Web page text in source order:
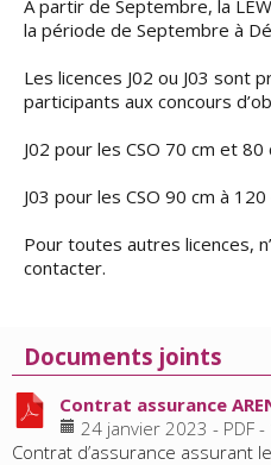
A partir de Septembre, la
la période de Septembre à
Les licences J02 ou J03 sont
participants aux concours
J02 pour les CSO 70 cm et 80
J03 pour les CSO 90 cm à 120
Pour toutes autres licences,
contacter.
Documents joints
Contrat assurance
24 janvier 2023 - PDF -
Contrat d’assurance assurant